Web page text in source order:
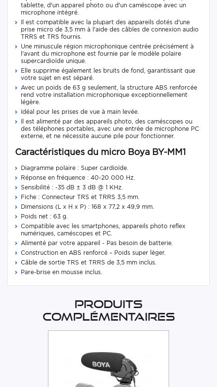
tablette, d'un appareil photo ou d'un caméscope avec un
microphone intégré.
Il est compatible avec la plupart des appareils dotés d'une
prise micro de 3,5 mm à l'aide des câbles de connexion audio
TRRS et TRS fournis.
Une minuscule région microphonique centrée précisément à
l'avant du microphone est fournie par le modèle polaire
supercardioïde unique.
Elle supprime également les bruits de fond, garantissant que
votre sujet en est séparé.
Avec un poids de 63 g seulement, la structure ABS renforcée
rend votre installation microphonique exceptionnellement
légère.
Idéal pour les prises de vue à main levée.
Il est alimenté par des appareils photo, des caméscopes ou
des téléphones portables, avec une entrée de microphone PC
externe, et ne nécessite aucune pile pour fonctionner.
Caractéristiques du micro Boya BY-MM1
Diagramme polaire : Super cardioïde.
Réponse en fréquence : 40-20 000 Hz.
Sensibilité : -35 dB ± 3 dB @ 1 KHz.
Fiche : Connecteur TRS et TRRS 3,5 mm.
Dimensions (L x H x P) : 168 x 77,2 x 49,9 mm.
Poids net : 63 g.
Compatible avec les smartphones, appareils photo reflex
numériques, caméscopes et PC.
Alimenté par votre appareil - Pas besoin de batterie.
Construction en ABS renforcé – Poids super léger.
Câble de sortie TRS et TRRS de 3,5 mm inclus.
Pare-brise en mousse inclus.
Produits
complémentaires